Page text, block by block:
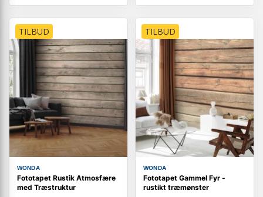
TILBUD
WONDA
Fototapet Rustik Atmosfære
med Træstruktur
TILBUD
WONDA
Fototapet Gammel Fyr -
rustikt træmønster